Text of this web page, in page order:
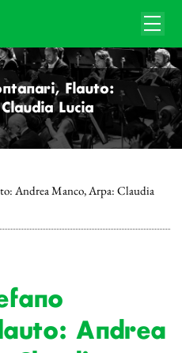
Flauto:
Lucia
Andrea Manco, Arpa: Claudia
Andrea